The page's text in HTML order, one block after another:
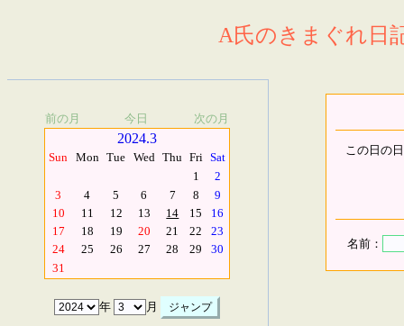
A氏のきまぐれ日
前の月 今日 次の月
2024.3
Sun Mon Tue Wed Thu Fri Sat
1
2
3
4 5 6 7 8
9
10
11 12 13 14 15
16
17
18 19 20 21 22
23
24
25 26 27 28 29
30
31
年 月
この日の
名前：